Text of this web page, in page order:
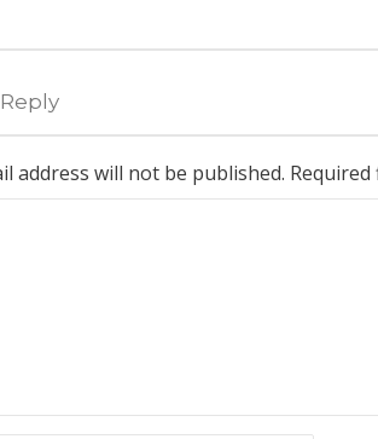
address will not be published. Required